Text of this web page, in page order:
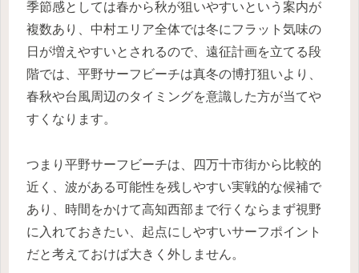
季節感としては春から秋が狙いやすいという案内が
複数あり、中村エリア全体では冬にフラット気味の
日が増えやすいとされるので、遠征計画を立てる段
階では、平野サーフビーチは真冬の博打狙いより、
春秋や台風周辺のタイミングを意識した方が当てや
すくなります。
つまり平野サーフビーチは、四万十市街から比較的
近く、波がある可能性を残しやすい実戦的な候補で
あり、時間をかけて高知西部まで行くならまず視野
に入れておきたい、起点にしやすいサーフポイント
だと考えておけば大きく外しません。